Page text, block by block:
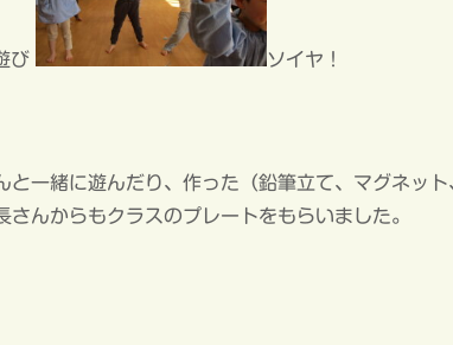
び ソイヤ！
と一緒に遊んだり、作った（鉛筆立て、マグネット
んからもクラスのプレートをもらいました。